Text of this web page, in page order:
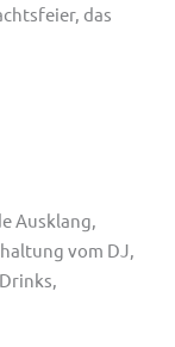
das
Ausklang,
vom DJ,